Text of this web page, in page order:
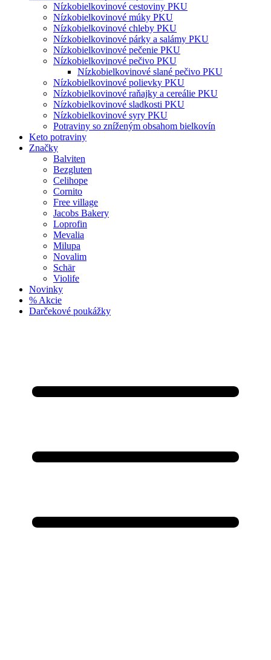
Nízko­bielkovinové cestoviny PKU
Nízko­bielkovinové múky PKU
Nízkobielkovinové chleby PKU
Nízkobielkovinové párky a salámy PKU
Nízkobielkovinové pečenie PKU
Nízkobielkovinové pečivo PKU
Nízkobielkovinové slané pečivo PKU
Nízkobielkovinové polievky PKU
Nízkobielkovinové raňajky a cereálie PKU
Nízkobielkovinové sladkosti PKU
Nízkobielkovinové syry PKU
Potraviny so zníženým obsahom bielkovín
Keto potraviny
Značky
Balviten
Bezgluten
Celihope
Cornito
Free village
Jacobs Bakery
Loprofin
Mevalia
Milupa
Novalim
Schär
Violife
Novinky
% Akcie
Darčekové poukážky